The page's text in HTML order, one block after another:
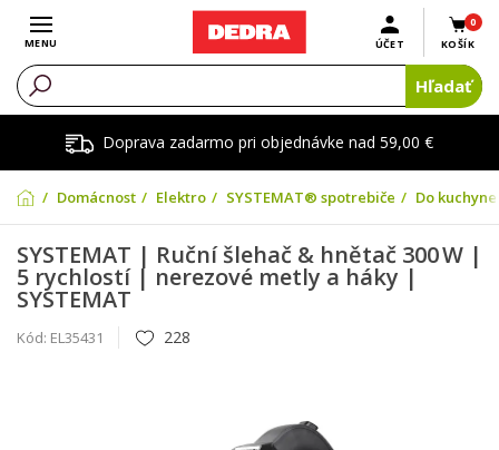
Doprava zadarmo pri objednávke nad 59,00 €
Otvoriť menu
MENU
0
KOŠÍK
ÚČET
Hľadať
Domácnosť Elektro SYSTEMAT® spotrebiče Do kuchyne
SYSTEMAT | Ruční šlehač & hnětač 300 W |
5 rychlostí | nerezové metly a háky |
SYSTEMAT
Kód: EL35431 228